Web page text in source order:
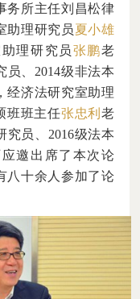
务所主任刘昌松律
助理研究员夏小雄
理研究员张鹏老
员、2014级非法本
经济法研究室助理
班班主任张忠利老
究员、2016级法本
邀出席了本次论
八十余人参加了论